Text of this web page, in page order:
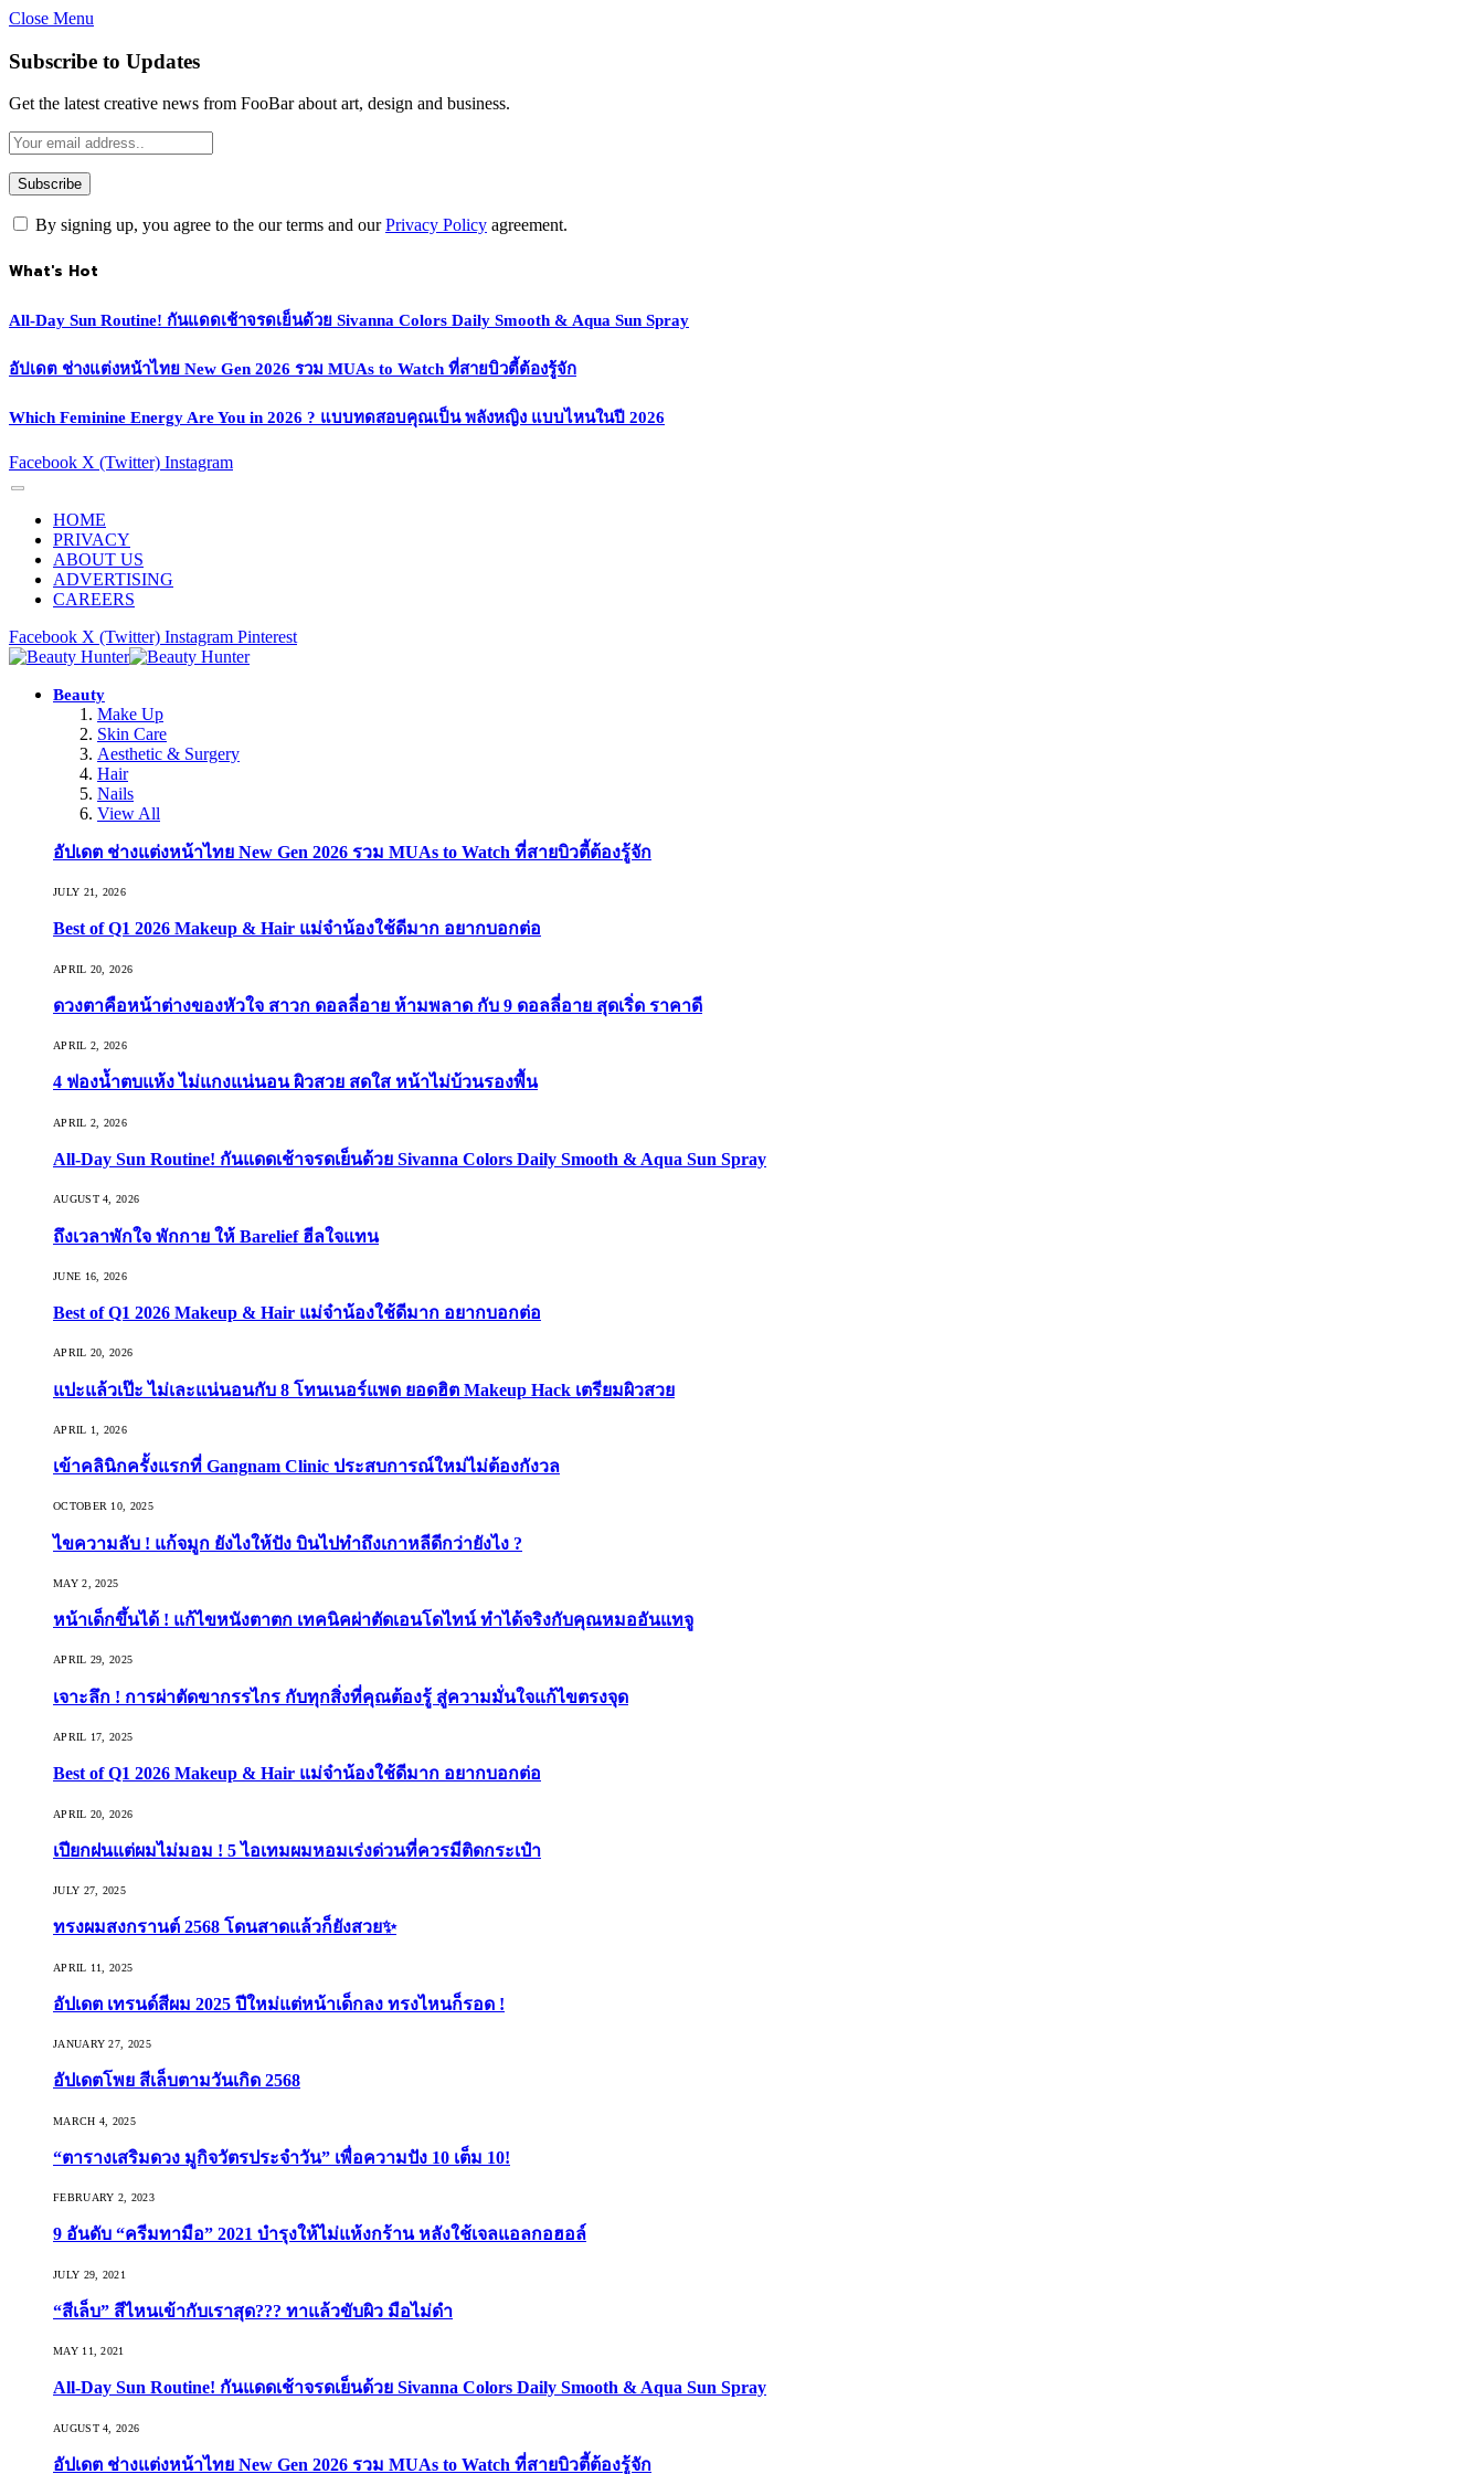
Close Menu
Subscribe to Updates
Get the latest creative news from FooBar about art, design and business.
By signing up, you agree to the our terms and ourPrivacy Policy agreement.
What's Hot
All-Day Sun Routine! กันแดดเช้าจรดเย็นด้วย Sivanna Colors Daily Smooth & Aqua Sun Spray
อัปเดต ช่างแต่งหน้าไทย New Gen 2026 รวม MUAs to Watch ที่สายบิวตี้ต้องรู้จัก
Which Feminine Energy Are You in 2026 ? แบบทดสอบคุณเป็น พลังหญิง แบบไหนในปี 2026
Facebook X (Twitter) Instagram
HOME
PRIVACY
ABOUT US
ADVERTISING
CAREERS
Facebook X (Twitter) Instagram Pinterest
Beauty
Make Up
Skin Care
Aesthetic & Surgery
Hair
Nails
View All
อัปเดต ช่างแต่งหน้าไทย New Gen 2026 รวม MUAs to Watch ที่สายบิวตี้ต้องรู้จัก
JULY 21, 2026
Best of Q1 2026 Makeup & Hair แม่จ๋าน้องใช้ดีมาก อยากบอกต่อ
APRIL 20, 2026
ดวงตาคือหน้าต่างของหัวใจ สาวก ดอลลี่อาย ห้ามพลาด กับ 9 ดอลลี่อาย สุดเริ่ด ราคาดี
APRIL 2, 2026
4 ฟองน้ำตบแห้ง ไม่แกงแน่นอน ผิวสวย สดใส หน้าไม่บ้วนรองพื้น
APRIL 2, 2026
All-Day Sun Routine! กันแดดเช้าจรดเย็นด้วย Sivanna Colors Daily Smooth & Aqua Sun Spray
AUGUST 4, 2026
ถึงเวลาพักใจ พักกาย ให้ Barelief ฮีลใจแทน
JUNE 16, 2026
Best of Q1 2026 Makeup & Hair แม่จ๋าน้องใช้ดีมาก อยากบอกต่อ
APRIL 20, 2026
แปะแล้วเป๊ะ ไม่เละแน่นอนกับ 8 โทนเนอร์แพด ยอดฮิต Makeup Hack เตรียมผิวสวย
APRIL 1, 2026
เข้าคลินิกครั้งแรกที่ Gangnam Clinic ประสบการณ์ใหม่ไม่ต้องกังวล
OCTOBER 10, 2025
ไขความลับ ! แก้จมูก ยังไงให้ปัง บินไปทำถึงเกาหลีดีกว่ายังไง ?
MAY 2, 2025
หน้าเด็กขึ้นได้ ! แก้ไขหนังตาตก เทคนิคผ่าตัดเอนโดไทน์ ทำได้จริงกับคุณหมออันแทจู
APRIL 29, 2025
เจาะลึก ! การผ่าตัดขากรรไกร กับทุกสิ่งที่คุณต้องรู้ สู่ความมั่นใจแก้ไขตรงจุด
APRIL 17, 2025
Best of Q1 2026 Makeup & Hair แม่จ๋าน้องใช้ดีมาก อยากบอกต่อ
APRIL 20, 2026
เปียกฝนแต่ผมไม่มอม ! 5 ไอเทมผมหอมเร่งด่วนที่ควรมีติดกระเป๋า
JULY 27, 2025
ทรงผมสงกรานต์ 2568 โดนสาดแล้วก็ยังสวย✨
APRIL 11, 2025
อัปเดต เทรนด์สีผม 2025 ปีใหม่แต่หน้าเด็กลง ทรงไหนก็รอด !
JANUARY 27, 2025
อัปเดตโพย สีเล็บตามวันเกิด 2568
MARCH 4, 2025
“ตารางเสริมดวง มูกิจวัตรประจำวัน” เพื่อความปัง 10 เต็ม 10!
FEBRUARY 2, 2023
9 อันดับ “ครีมทามือ” 2021 บำรุงให้ไม่แห้งกร้าน หลังใช้เจลแอลกอฮอล์
JULY 29, 2021
“สีเล็บ” สีไหนเข้ากับเราสุด??? ทาแล้วขับผิว มือไม่ดำ
MAY 11, 2021
All-Day Sun Routine! กันแดดเช้าจรดเย็นด้วย Sivanna Colors Daily Smooth & Aqua Sun Spray
AUGUST 4, 2026
อัปเดต ช่างแต่งหน้าไทย New Gen 2026 รวม MUAs to Watch ที่สายบิวตี้ต้องรู้จัก